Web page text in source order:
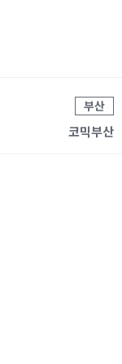
부산
코믹부산